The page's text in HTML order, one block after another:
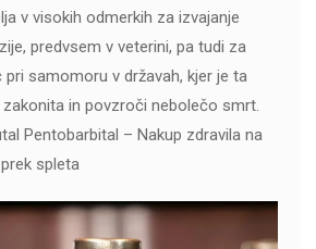
v visokih odmerkih za izvajanje
predvsem v veterini, pa tudi za
samomoru v državah, kjer je ta
zakonita in povzroči nebolečo smrt.
Pentobarbital – Nakup zdravila na
spleta